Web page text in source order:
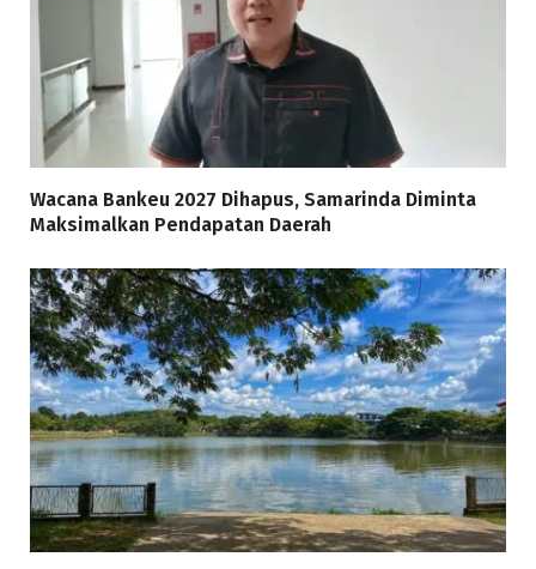
Wacana Bankeu 2027 Dihapus, Samarinda Diminta
Maksimalkan Pendapatan Daerah